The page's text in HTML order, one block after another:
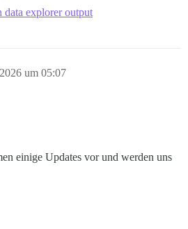
explorer output
um 05:07
einige Updates vor und werden uns